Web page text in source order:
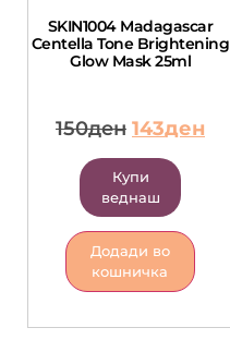
SKIN1004 Madagascar
Centella Tone Brightening
Glow Mask 25ml
150ден 143ден
Купи
веднаш
Додади во
кошничка